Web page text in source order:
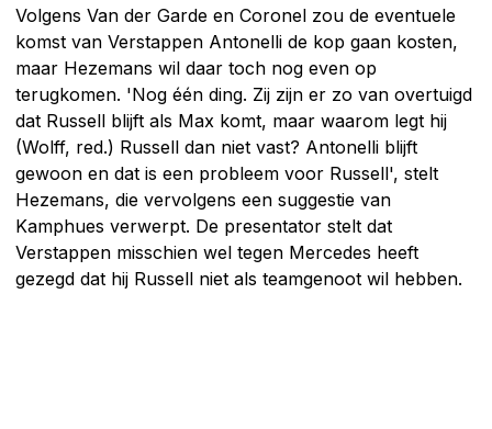
Volgens Van der Garde en Coronel zou de eventuele
komst van Verstappen Antonelli de kop gaan kosten,
maar Hezemans wil daar toch nog even op
terugkomen. 'Nog één ding. Zij zijn er zo van overtuigd
dat Russell blijft als Max komt, maar waarom legt hij
(Wolff, red.) Russell dan niet vast? Antonelli blijft
gewoon en dat is een probleem voor Russell', stelt
Hezemans, die vervolgens een suggestie van
Kamphues verwerpt. De presentator stelt dat
Verstappen misschien wel tegen Mercedes heeft
gezegd dat hij Russell niet als teamgenoot wil hebben.